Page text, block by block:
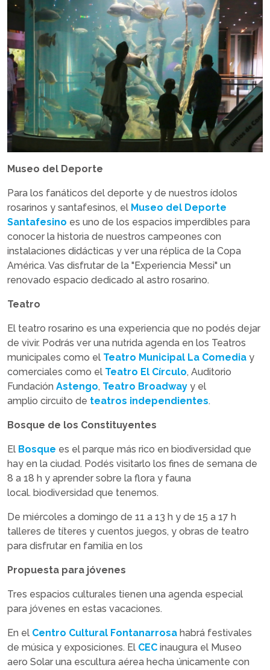
Museo del Deporte
Para los fanáticos del deporte y de nuestros ídolos
rosarinos y santafesinos, el Museo del Deporte
Santafesino es uno de los espacios imperdibles para
conocer la historia de nuestros campeones con
instalaciones didácticas y ver una réplica de la Copa
América. Vas disfrutar de la "Experiencia Messi" un
renovado espacio dedicado al astro rosarino.
Teatro
El teatro rosarino es una experiencia que no podés dejar
de vivir. Podrás ver una nutrida agenda en los Teatros
municipales como el Teatro Municipal La Comedia y
comerciales como el Teatro El Círculo, Auditorio
Fundación Astengo, Teatro Broadway y el
amplio circuito de teatros independientes.
Bosque de los Constituyentes
El Bosque es el parque más rico en biodiversidad que
hay en la ciudad. Podés visitarlo los fines de semana de
8 a 18 h y aprender sobre la flora y fauna
local. biodiversidad que tenemos.
De miércoles a domingo de 11 a 13 h y de 15 a 17 h
talleres de títeres y cuentos juegos, y obras de teatro
para disfrutar en familia en los
Propuesta para jóvenes
Tres espacios culturales tienen una agenda especial
para jóvenes en estas vacaciones.
En el Centro Cultural Fontanarrosa habrá festivales
de música y exposiciones. El CEC inaugura el Museo
aero Solar una escultura aérea hecha únicamente con